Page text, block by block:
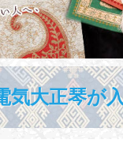
気大正琴が